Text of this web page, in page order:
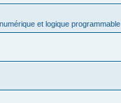
et logique programmable